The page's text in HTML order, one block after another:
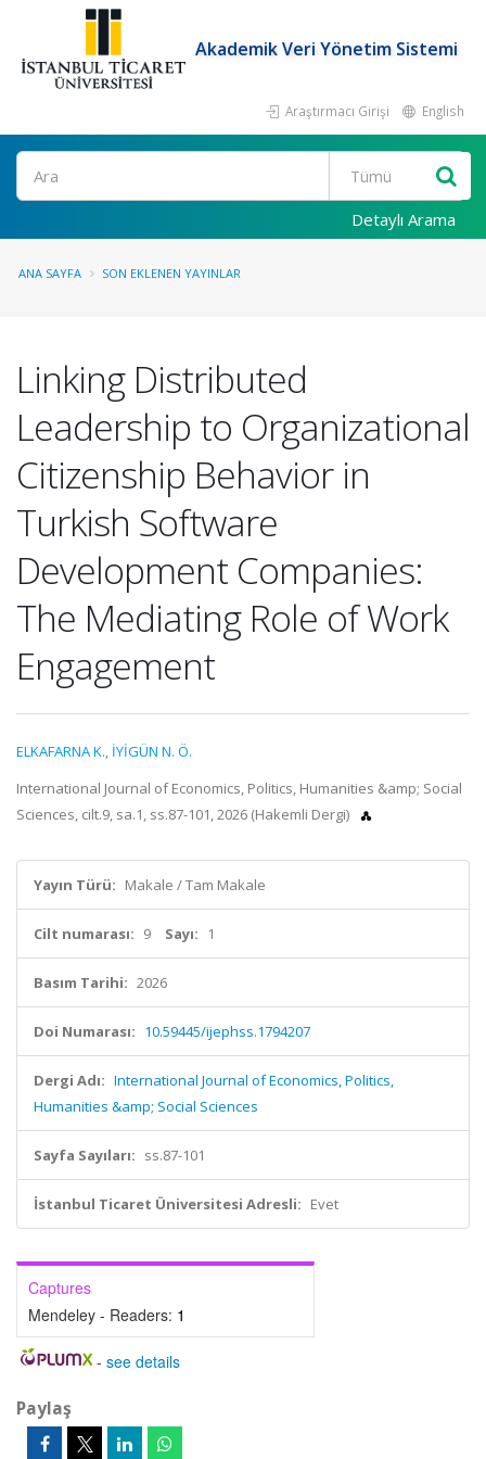
Akademik Veri Yönetim Sistemi
Araştırmacı Girişi English
Ara
Detaylı Arama
ANA SAYFA SON EKLENEN YAYINLAR
Linking Distributed
Leadership to Organizational
Citizenship Behavior in
Turkish Software
Development Companies:
The Mediating Role of Work
Engagement
ELKAFARNA K., İYİGÜN N. Ö.
International Journal of Economics, Politics, Humanities &amp; Social
Sciences, cilt.9, sa.1, ss.87-101, 2026 (Hakemli Dergi)
Yayın Türü: Makale / Tam Makale
Cilt numarası: 9 Sayı: 1
Basım Tarihi: 2026
Doi Numarası: 10.59445/ijephss.1794207
Dergi Adı: International Journal of Economics, Politics,
Humanities &amp; Social Sciences
Sayfa Sayıları: ss.87-101
İstanbul Ticaret Üniversitesi Adresli: Evet
Captures
Mendeley - Readers: 1
- see details
Paylaş